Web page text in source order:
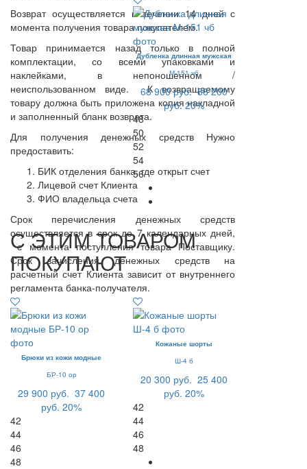
Возврат осуществляется в течении 14 дней с
момента получения товара покупателем.
Товар принимается назад только в полной
комплектации, со всеми упаковками и
наклейками, в непоношенном /
неиспользованном виде. К возвращаемому
товару должна быть приложена копия накладной
и заполненный бланк возврата.
Для получения денежных средств Нужно
предоставить:
БИК отделения банка, где открыт счет
Лицевой счет Клиента
ФИО владельца счета
Срок перечисления денежных средств
осуществляется в срок до 7 календарных дней,
с момента поступления товара Поставщику.
Срок зачисления денежных средств на
расчетный счет Клиента зависит от внутреннего
регламента банка-получателя.
Дубленка длинная мужская
М-151 чб
68 900 руб. 86 200
руб. 20%
48
50
52
54
56
С ЭТИМ ТОВАРОМ
ПОКУПАЮТ
Брюки из кожи модные
БР-10 ор
29 900 руб. 37 400
руб. 20%
42
44
46
48
Кожаные шорты
Ш-4 б
20 300 руб. 25 400
руб. 20%
42
44
46
48